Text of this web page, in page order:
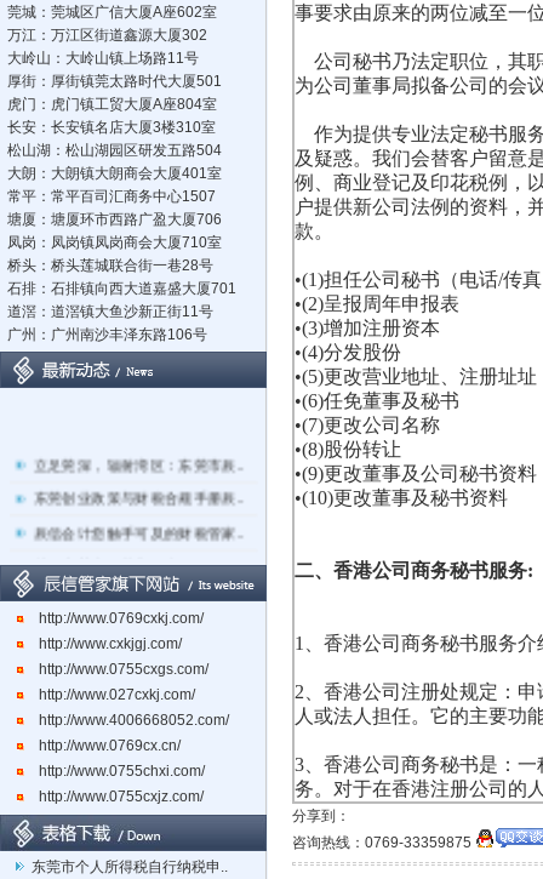
莞城：莞城区广信大厦A座602室
万江：万江区街道鑫源大厦302
大岭山：大岭山镇上场路11号
厚街：厚街镇莞太路时代大厦501
虎门：虎门镇工贸大厦A座804室
长安：长安镇名店大厦3楼310室
松山湖：松山湖园区研发五路504
大朗：大朗镇大朗商会大厦401室
常平：常平百司汇商务中心1507
塘厦：塘厦环市西路广盈大厦706
凤岗：凤岗镇凤岗商会大厦710室
桥头：桥头莲城联合街一巷28号
石排：石排镇向西大道嘉盛大厦701
道滘：道滘镇大鱼沙新正街11号
广州：广州南沙丰泽东路106号
立足莞深，辐射湾区：东莞市辰..
东莞创业政策与财税合规手册辰..
辰信会计您触手可及的财税管家..
东莞辰信会计代理有限公司专业..
东莞市长安镇长盛社区长中路1..
http://www.0769cxkj.com/
http://www.cxkjgj.com/
http://www.0755cxgs.com/
http://www.027cxkj.com/
http://www.4006668052.com/
http://www.0769cx.cn/
http://www.0755chxi.com/
http://www.0755cxjz.com/
东莞市个人所得税自行纳税申..
事要求由原来的两位减至一
公司秘书乃法定职位，其
为公司董事局拟备公司的会
作为提供专业法定秘书服
及疑惑。我们会替客户留意
例、商业登记及印花税例，
户提供新公司法例的资料，
款。
•(1)担任公司秘书（电话/传
•(2)呈报周年申报表
•(3)增加注册资本
•(4)分发股份
•(5)更改营业地址、注册址址
•(6)任免董事及秘书
•(7)更改公司名称
•(8)股份转让
•(9)更改董事及公司秘书资料
•(10)更改董事及秘书资料
二、香港公司商务秘书服务:
1、香港公司商务秘书服务
2、香港公司注册处规定：
人或法人担任。它的主要功
3、香港公司商务秘书是：
务。对于在香港注册公司的
分享到：
咨询热线：0769-33359875